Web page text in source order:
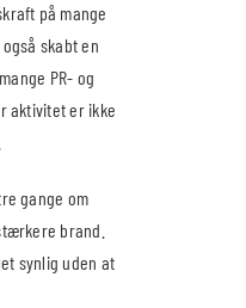
på mange
skabt en
PR- og
aktivitet er ikke
gange om
brand.
synlig uden at